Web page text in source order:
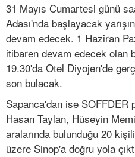
31 Mayıs Cumartesi günü
Adası'nda başlayacak
devam edecek. 1 Haziran
itibaren devam edecek olan
19.30'da Otel Diyojen'de
son bulacak.
Sapanca'dan ise SOFFDER
Hasan Taylan, Hüseyin
aralarında bulunduğu 20
üzere Sinop'a doğru yola